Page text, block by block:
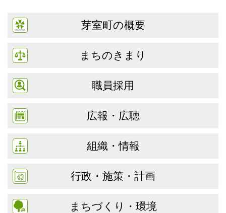
芽室町の概要
まちのきまり
職員採用
広報・広聴
組織・情報
行政・施策・計画
まちづくり・環境